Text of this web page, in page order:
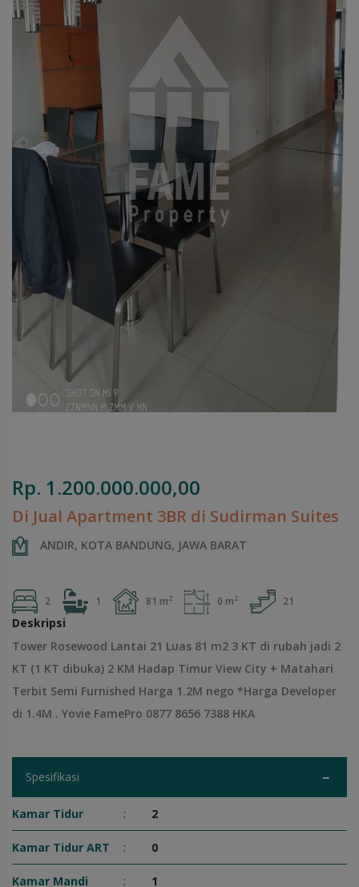
Rp. 1.200.000.000,00
Di Jual Apartment 3BR di Sudirman Suites
ANDIR, KOTA BANDUNG, JAWA BARAT
2 1 81 m2 0 m2 21
Deskripsi
Tower Rosewood Lantai 21 Luas 81 m2 3 KT di rubah jadi 2
KT (1 KT dibuka) 2 KM Hadap Timur View City + Matahari
Terbit Semi Furnished Harga 1.2M nego *Harga Developer
di 1.4M . Yovie FamePro 0877 8656 7388 HKA
Spesifikasi
Kamar Tidur : 2
Kamar Tidur ART : 0
Kamar Mandi : 1